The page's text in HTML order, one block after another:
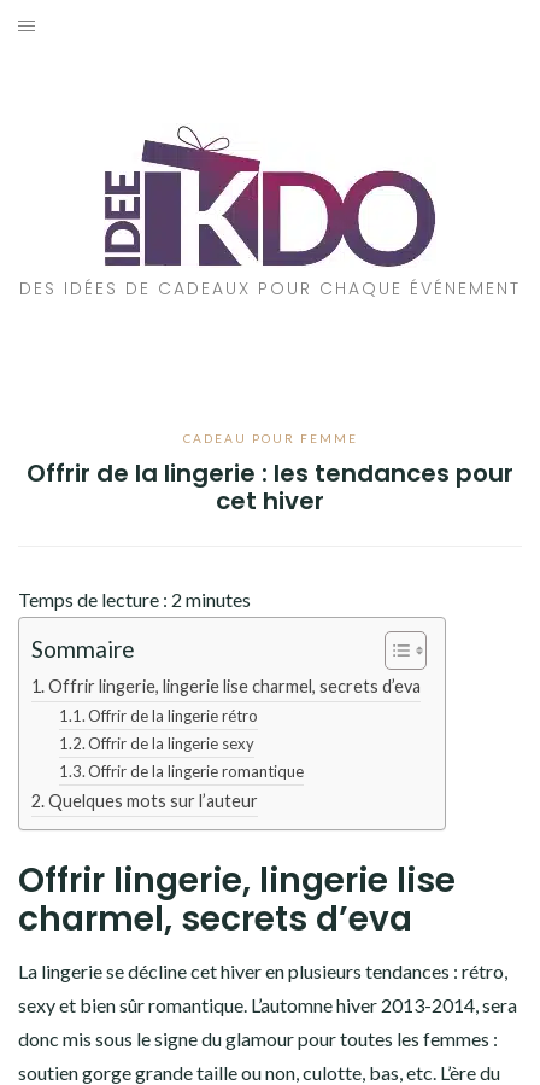
Aller
DES IDÉES DE CADEAUX POUR CHAQUE ÉVÉNEMENT
CADEAU POUR FEMME
Offrir de la lingerie : les tendances pour
cet hiver
Temps de lecture : 2 minutes
Sommaire
Offrir lingerie, lingerie lise charmel, secrets d’eva
Offrir de la lingerie rétro
Offrir de la lingerie sexy
Offrir de la lingerie romantique
Quelques mots sur l’auteur
Offrir lingerie, lingerie lise
charmel, secrets d’eva
La lingerie se décline cet hiver en plusieurs tendances : rétro,
sexy et bien sûr romantique. L’automne hiver 2013-2014, sera
donc mis sous le signe du glamour pour toutes les femmes :
soutien gorge grande taille ou non, culotte, bas, etc. L’ère du
CADEAUX PAR STYLE
POUR QUI EST CE CADEAU ?
A PROPOS